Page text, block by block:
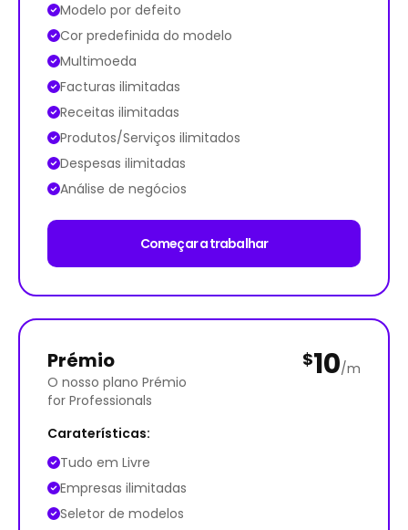
Modelo por defeito
Cor predefinida do modelo
Multimoeda
Facturas ilimitadas
Receitas ilimitadas
Produtos/Serviços ilimitados
Despesas ilimitadas
Análise de negócios
Começar a trabalhar
Prémio
O nosso plano Prémio
for Professionals
$10/m
Caraterísticas:
Tudo em Livre
Empresas ilimitadas
Seletor de modelos